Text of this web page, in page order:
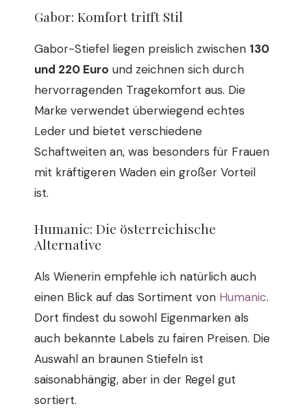
Gabor: Komfort trifft Stil
Gabor-Stiefel liegen preislich zwischen 130
und 220 Euro und zeichnen sich durch
hervorragenden Tragekomfort aus. Die
Marke verwendet überwiegend echtes
Leder und bietet verschiedene
Schaftweiten an, was besonders für Frauen
mit kräftigeren Waden ein großer Vorteil
ist.
Humanic: Die österreichische
Alternative
Als Wienerin empfehle ich natürlich auch
einen Blick auf das Sortiment von Humanic.
Dort findest du sowohl Eigenmarken als
auch bekannte Labels zu fairen Preisen. Die
Auswahl an braunen Stiefeln ist
saisonabhängig, aber in der Regel gut
sortiert.